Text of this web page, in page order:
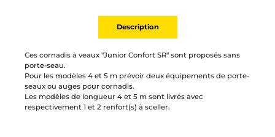
Description
Ces cornadis à veaux "Junior Confort SR" sont proposés sans
porte-seau.
Pour les modèles 4 et 5 m prévoir deux équipements de porte-
seaux ou auges pour cornadis.
Les modèles de longueur 4 et 5 m sont livrés avec
respectivement 1 et 2 renfort(s) à sceller.